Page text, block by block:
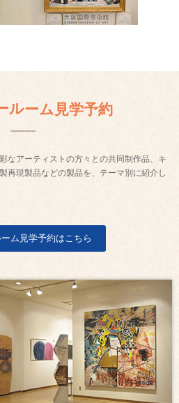
ルーム見学予約
なアーティストの方々との共同制作品、キ
再現製品などの製品を、テーマ別に紹介し
ム見学予約はこちら